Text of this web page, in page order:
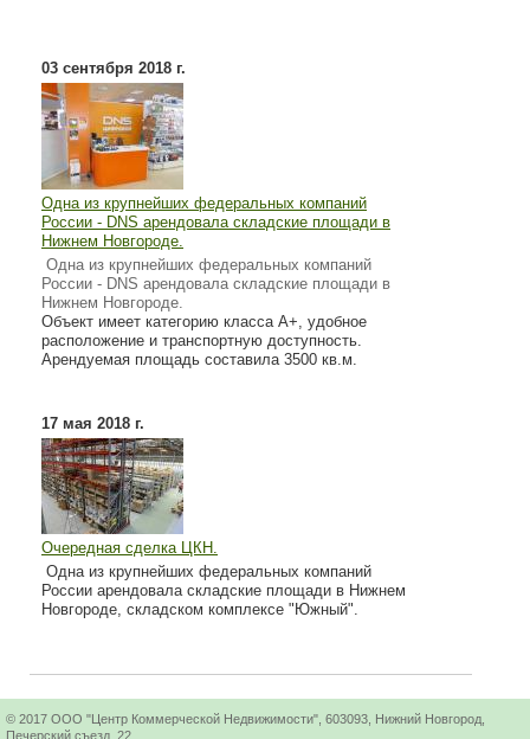
03 сентября 2018 г.
Одна из крупнейших федеральных компаний
России - DNS арендовала складские площади в
Нижнем Новгороде.
Одна из крупнейших федеральных компаний
России - DNS арендовала складские площади в
Нижнем Новгороде.
Объект имеет категорию класса А+, удобное
расположение и транспортную доступность.
Арендуемая площадь составила 3500 кв.м.
17 мая 2018 г.
Очередная сделка ЦКН.
Одна из крупнейших федеральных компаний
России арендовала складские площади в Нижнем
Новгороде, складском комплексе "Южный".
© 2017 ООО "Центр Коммерческой Недвижимости", 603093, Нижний Новгород,
Печерский съезд, 22